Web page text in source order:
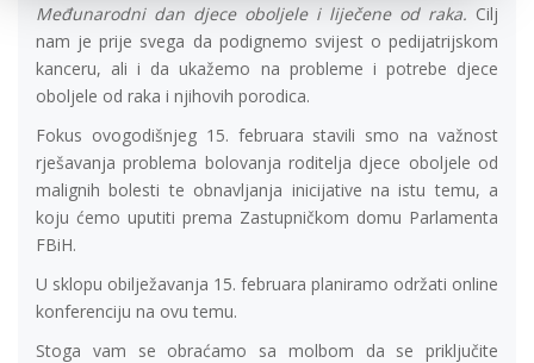
Međunarodni dan djece oboljele i liječene od raka. Cilj
nam je prije svega da podignemo svijest o pedijatrijskom
kanceru, ali i da ukažemo na probleme i potrebe djece
oboljele od raka i njihovih porodica.
Fokus ovogodišnjeg 15. februara stavili smo na važnost
rješavanja problema bolovanja roditelja djece oboljele od
malignih bolesti te obnavljanja inicijative na istu temu, a
koju ćemo uputiti prema Zastupničkom domu Parlamenta
FBiH.
U sklopu obilježavanja 15. februara planiramo održati online
konferenciju na ovu temu.
Stoga vam se obraćamo sa molbom da se priključite